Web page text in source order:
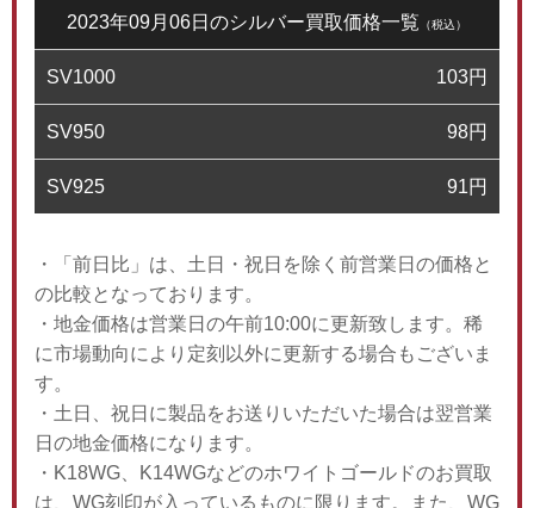
2023年09月06日のシルバー買取価格一覧 （税込）
SV1000 103円
SV950 98円
SV925 91円
・「前日比」は、土日・祝日を除く前営業日の価格と
の比較となっております。
・地金価格は営業日の午前10:00に更新致します。稀
に市場動向により定刻以外に更新する場合もございま
す。
・土日、祝日に製品をお送りいただいた場合は翌営業
日の地金価格になります。
・K18WG、K14WGなどのホワイトゴールドのお買取
は、WG刻印が入っているものに限ります。また、WG